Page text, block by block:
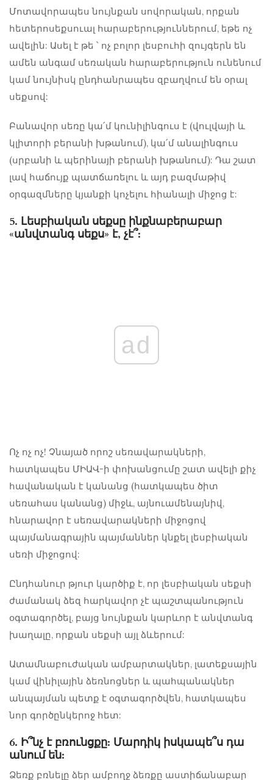
Մոտավորապես նույնքան սովորական, որքան
հետերոսեքսուալ հարաբերություններում, եթե ոչ
ավելին: Ասել է թե ՝ ոչ բոլոր լեսբուհի զույգերն են
ամեն անգամ սեռական հարաբերություն ունենում
կամ նույնիսկ ընդհանրապես զբաղվում են օրալ
սեքսով:
Բանավոր սեռը կա՛մ կունիլինգուս է (վուլվայի և
կլիտորի բերանի խթանում), կա՛մ անալինգուս
(սրբանի և պերինայի բերանի խթանում): Դա շատ
լավ հաճույք պատճառելու և այդ բազմաթիվ
օրգազմները կյանքի կոչելու հիանալի միջոց է:
5. Լեսբիական սեքսը ինքնաբերաբար
«անվտանգ սեքս» է, չէ՞:
ad
Ոչ ոչ ոչ! Չնայած որոշ սեռավարակների,
հատկապես ՄԻԱՎ-ի փոխանցումը շատ ավելի քիչ
հավանական է կանանց (հատկապես ծիտ
սեռահաս կանանց) միջև, այնուամենայնիվ,
հնարավոր է սեռավարակների միջոցով
պայմանագրային պայմաններ կնքել լեսբիական
սեռի միջոցով:
Ընդհանուր թյուր կարծիք է, որ լեսբիական սեքսի
ժամանակ ձեզ հարկավոր չէ պաշտպանություն
օգտագործել, բայց նույնքան կարևոր է անվտանգ
խաղալը, որքան սեքսի այլ ձևերում:
Ատամնաբուժական ամբարտակներ, լատեքսային
կամ վինիլային ձեռնոցներ և պահպանակներ
անպայման պետք է օգտագործվեն, հատկապես
նոր գործընկերոջ հետ:
6. Ի՞նչ է բռունցքը: Մարդիկ իսկապե՞ս դա
անում են:
Ձեռք բռնելը ձեր ամբողջ ձեռքը աստիճանաբար